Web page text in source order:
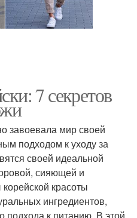
7 секретов
завоевала мир своей
подходом к уходу за
своей идеальной
сияющей и
красоты
ингредиентов,
подхода к питанию. В этой